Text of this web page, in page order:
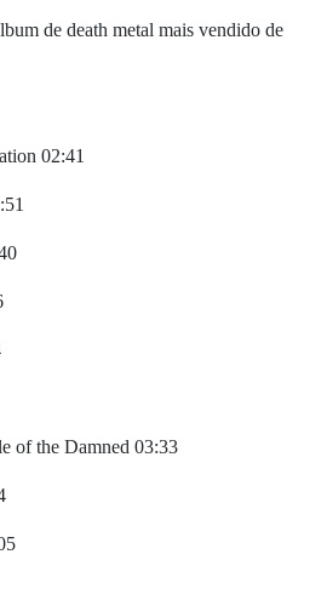
de death metal mais vendido de
02:41
of the Damned 03:33